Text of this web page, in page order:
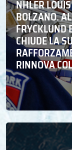
NHLER
BOLZANO.
FRYCKLUND
CHIUDE LA
RINNOVA